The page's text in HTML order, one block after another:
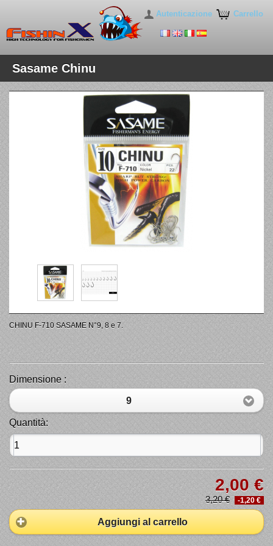
Carrello
Autenticazione
Sasame Chinu
CHINU F-710 SASAME N°9, 8 e 7.
Dimensione :
9
Quantità:
2,00 €
3,20 € -1,20 €
Aggiungi al carrello